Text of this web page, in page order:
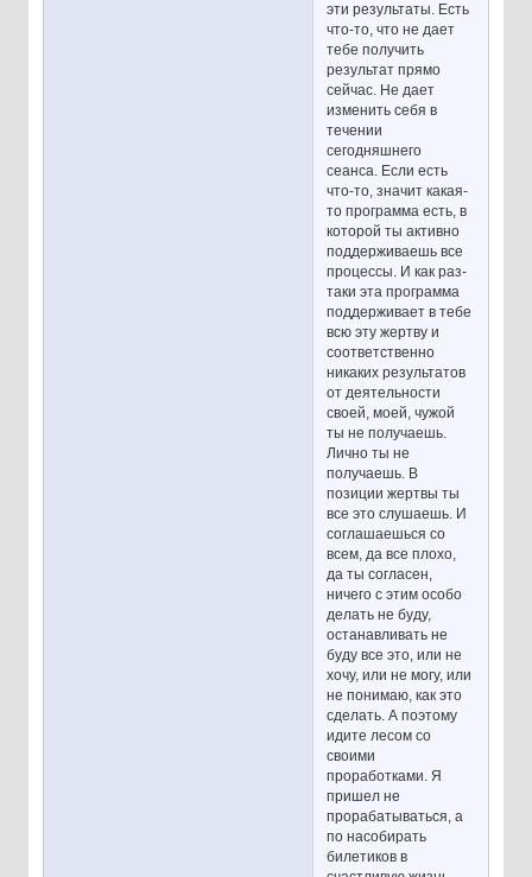
эти результаты. Есть
что-то, что не дает
тебе получить
результат прямо
сейчас. Не дает
изменить себя в
течении
сегодняшнего
сеанса. Если есть
что-то, значит какая-
то программа есть, в
которой ты активно
поддерживаешь все
процессы. И как раз-
таки эта программа
поддерживает в тебе
всю эту жертву и
соответственно
никаких результатов
от деятельности
своей, моей, чужой
ты не получаешь.
Лично ты не
получаешь. В
позиции жертвы ты
все это слушаешь. И
соглашаешься со
всем, да все плохо,
да ты согласен,
ничего с этим особо
делать не буду,
останавливать не
буду все это, или не
хочу, или не могу, или
не понимаю, как это
сделать. А поэтому
идите лесом со
своими
проработками. Я
пришел не
прорабатываться, а
по насобирать
билетиков в